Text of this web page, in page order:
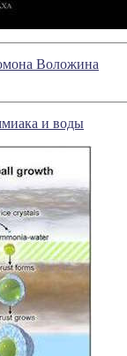
Воложина
и воды